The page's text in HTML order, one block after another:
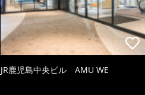
JR鹿児島中央ビル AMU WE